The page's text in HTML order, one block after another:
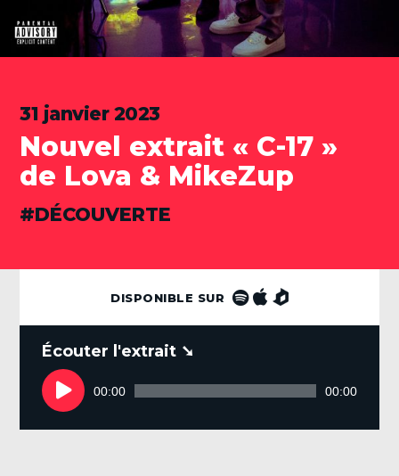
31 janvier 2023
Nouvel extrait « C-17 »
de Lova & MikeZup
CATÉGORIES
DÉCOUVERTE
DISPONIBLE SUR
Lecteur
audio
00:00 00:00